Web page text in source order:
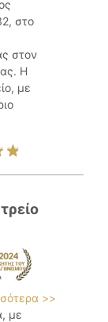
στο
στον
Η
με
>>
με